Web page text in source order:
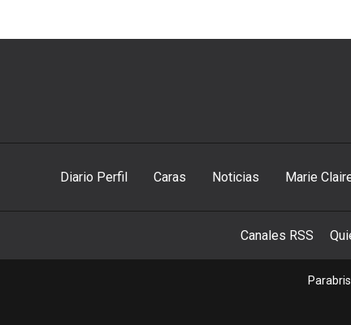
Diario Perfil Caras Noticias Marie
Canales RSS